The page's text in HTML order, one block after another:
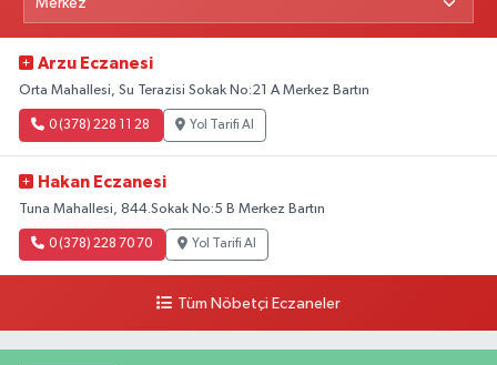
Arzu Eczanesi
Orta Mahallesi, Su Terazisi Sokak No:21 A Merkez Bartın
0 (378) 228 11 28 Yol Tarifi Al
Hakan Eczanesi
Tuna Mahallesi, 844.Sokak No:5 B Merkez Bartın
0 (378) 228 70 70 Yol Tarifi Al
Tüm Nöbetçi Eczaneler